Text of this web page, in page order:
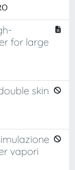
for large
skin
vapori